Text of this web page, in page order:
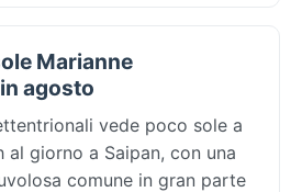
Marianne
agosto
vede poco sole a
al giorno a Saipan, con una
comune in gran parte